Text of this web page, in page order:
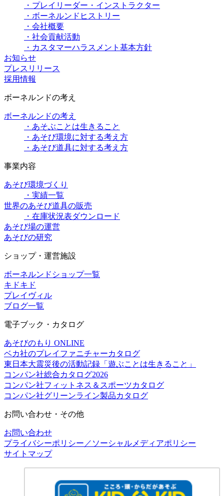
・プレイリーダー・インストラクター
・ボーネルンドヒストリー
・会社概要
・社会貢献活動
・カスタマーハラスメント基本方針
お知らせ
プレスリリース
採用情報
ボーネルンドの考え
ボーネルンドの考え
・あそぶことは生きること
・あそび環境に対する考え方
・あそび道具に対する考え方
事業内容
あそび環境づくり
・実績一覧
世界のあそび道具の販売
・在庫状況表ダウンロード
あそび場の運営
あそびの研究
ショップ・運営施設
ボーネルンドショップ一覧
キドキド
プレイヴィル
ブログ一覧
電子ブック・カタログ
あそびのもり ONLINE
ベカ社のプレイファニチャーカタログ
東日本大震災後の活動記録「遊ぶことは生きること」
コンパン社総合カタログ2026
コンパン社フィットネス＆スポーツカタログ
コンパン社グリーンライン製品カタログ
お問い合わせ・その他
お問い合わせ
プライバシーポリシー／ソーシャルメディアポリシー
サイトマップ